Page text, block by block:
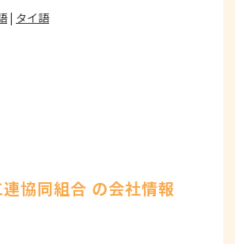
| タイ語
協同組合 の会社情報